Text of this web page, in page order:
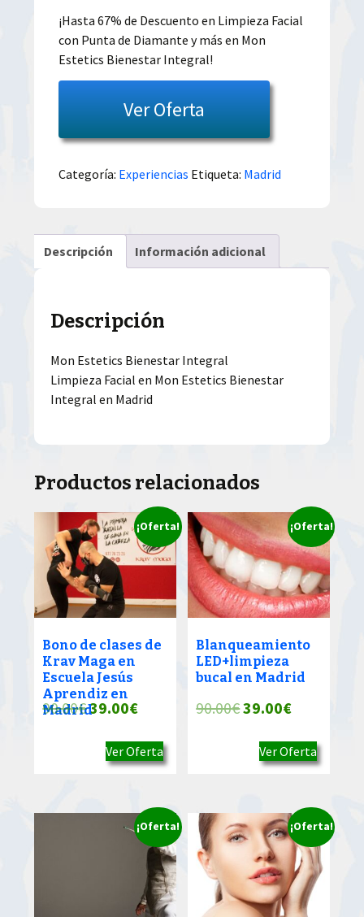
precio
original
era:
90.00€.
precio
actual
es:
39.00€.
¡Hasta 67% de Descuento en Limpieza Facial
con Punta de Diamante y más en Mon
Estetics Bienestar Integral!
Ver Oferta
Categoría: Experiencias Etiqueta: Madrid
Descripción Información adicional
Descripción
Mon Estetics Bienestar Integral
Limpieza Facial en Mon Estetics Bienestar
Integral en Madrid
Productos relacionados
¡Oferta!
Bono de clases de
Krav Maga en
Escuela Jesús
Aprendiz en
Madrid
90.00€El
original
39.00€El
actual
39.00€.
Ver Oferta
¡Oferta!
Blanqueamiento
LED+limpieza
bucal en Madrid
90.00€El
original
39.00€El
actual
39.00€.
Ver Oferta
¡Oferta! ¡Oferta!